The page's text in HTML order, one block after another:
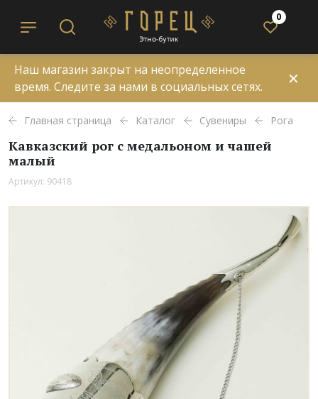
0
Наш магазин закрыт на неопределенное
время. Следите за нами в социальных сетях.
✕
Главная страница Каталог Сувениры Рога
Кавказский рог с медальоном и чашей
малый
Артикул: 90418